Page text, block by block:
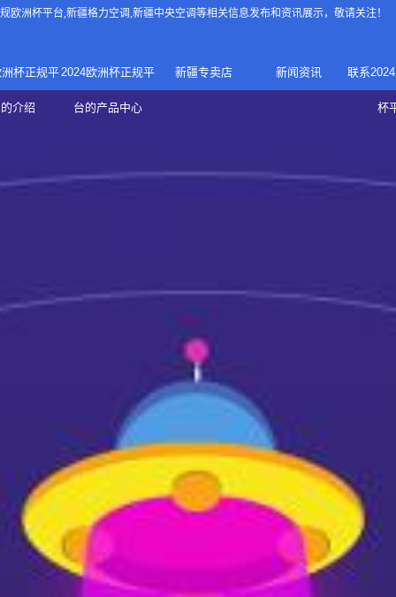
欧洲杯平台,新疆格力空调,新疆中央空调等相关信息发布和资讯展示，敬请关注！
杯正规平
介绍
正规欧洲
2024欧洲杯正规平
台的产品中心
家庭中央空调
家用空调
新疆专卖店 新闻资讯 联系
杯